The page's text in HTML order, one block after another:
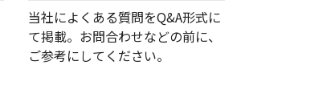
当社によくある質問をQ&A形式に
て掲載。お問合わせなどの前に、
ご参考にしてください。